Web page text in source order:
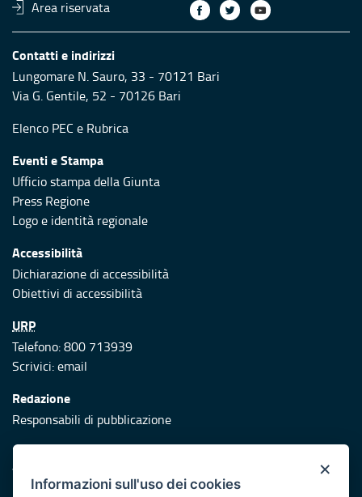
Area riservata
Contatti e indirizzi
Lungomare N. Sauro, 33 - 70121 Bari
Via G. Gentile, 52 - 70126 Bari
Elenco PEC e Rubrica
Eventi e Stampa
Ufficio stampa della Giunta
Press Regione
Logo e identità regionale
Accessibilità
Dichiarazione di accessibilità
Obiettivi di accessibilità
URP
Telefono: 800 713939
Scrivici:email
Redazione
Responsabili di pubblicazione
Protezione civile
Vai al sito di Protezione Civile Puglia
×
Informazioni sull'uso dei cookies